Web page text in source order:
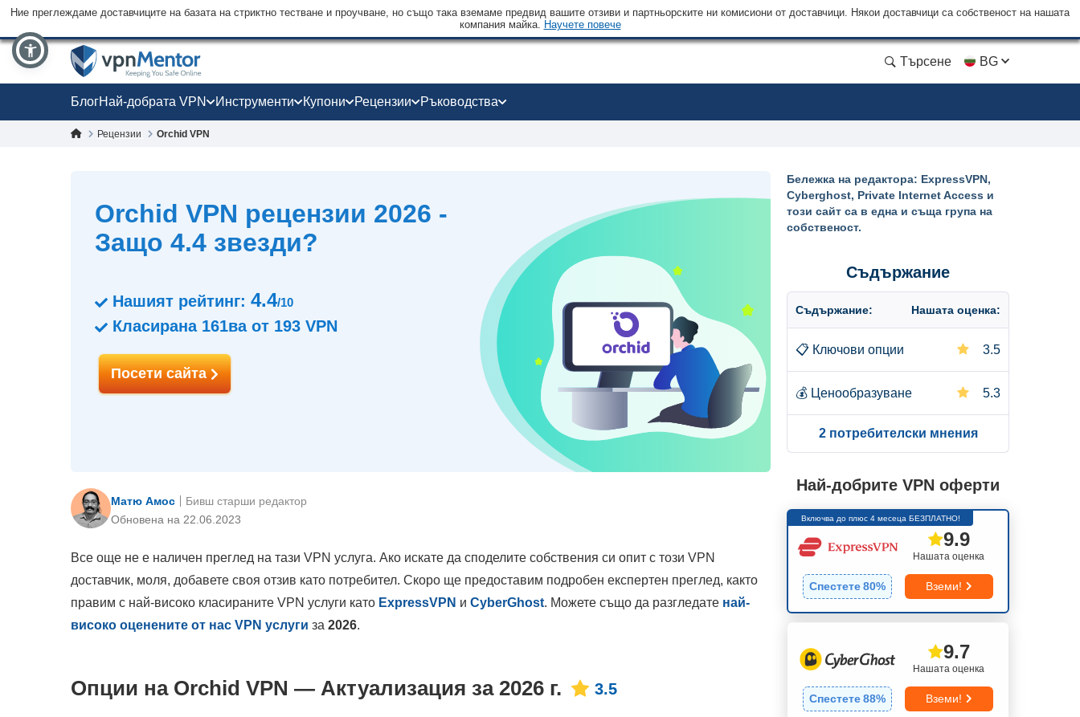
Ние преглеждаме доставчиците на базата на стриктно тестване и проучване, но също така вземаме предвид вашите отзиви и партньорските ни комисиони от доставчици. Някои доставчици са собственост на нашата
компания майка. Научете повече
Търсене BG
БлогНай-добрата VPN Инструменти Купони Рецензии Ръководства
Рецензии Orchid VPN
Orchid VPN рецензии 2026 -
Защо 4.4 звезди?
Нашият рейтинг: 4.4/10
Класирана 161ваот 193 VPN
Посети сайта
Матю Амос
Oбновена на 22.06.2023
Бивш старши редактор
Все още не е наличен преглед на тази VPN услуга. Ако искате да споделите собствения си опит с този VPN
доставчик, моля, добавете своя отзив като потребител. Скоро ще предоставим подробен експертен преглед, както
правим с най-високо класираните VPN услуги като ExpressVPN и CyberGhost. Можете също да разгледате най-
високо оценените от нас VPN услуги за 2026.
Опции на Orchid VPN — Актуализация за 2026 г. 3.5
Бележка на редактора: ExpressVPN,
Cyberghost, Private Internet Access и
този сайт са в една и съща група на
собственост.
Съдържание
Съдържание: Нашата оценка:
📋 Ключови опции 3.5
💰 Ценообразуване 5.3
2 потребителски мнения
Най-добрите VPN оферти
Включва до плюс 4 месеца БЕЗПЛАТНО!
Нашата оценка
9.9
Спестете80% Вземи!
Нашата оценка
9.7
Спестете88% Вземи!